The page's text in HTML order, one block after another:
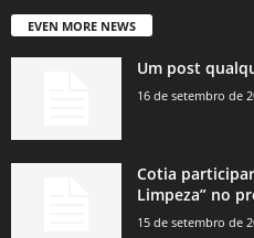
EVEN MORE NEWS
Um post
16 de setembro de
Cotia
Limpeza” no
15 de setembro de